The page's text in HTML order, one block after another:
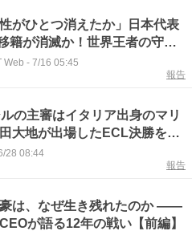
性がひとつ消えたか」日本代表
籍が消滅か！世界王者の守護
ブ幹部が明言
Web - 7/16 05:45
報告
の主審はイタリア出身のマリ
大地が出場したECL決勝を担
28 08:44
報告
は、なぜ生き残れたのか ――
が語る12年の戦い【前編】